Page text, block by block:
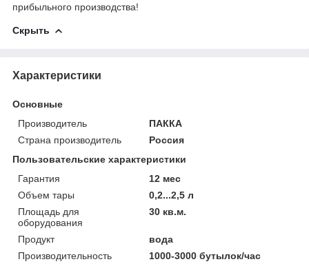
прибыльного производства!
Скрыть
Характеристики
Основные
Производитель
ПАККА
Страна производитель
Россия
Пользовательские характеристики
Гарантия
12 мес
Объем тары
0,2...2,5 л
Площадь для
оборудования
30 кв.м.
Продукт
вода
Производительность
1000-3000 бутылок/час